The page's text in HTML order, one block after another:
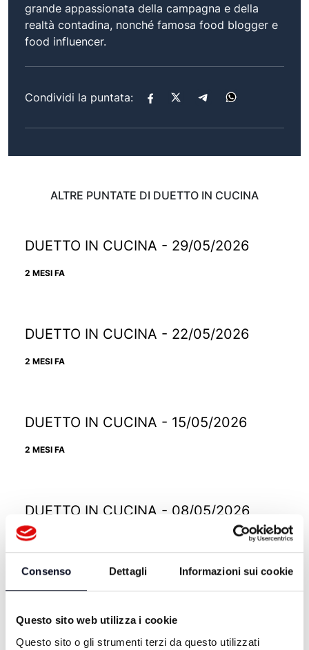
Consenso Dettagli Informazioni sui cookie
Questo sito web utilizza i cookie
Questo sito o gli strumenti terzi da questo utilizzati
grande appassionata della campagna e della
realtà contadina, nonché famosa food blogger e
food influencer.
Condividi la puntata:
ALTRE PUNTATE DI DUETTO IN CUCINA
DUETTO IN CUCINA - 29/05/2026
2 MESI FA
DUETTO IN CUCINA - 22/05/2026
2 MESI FA
DUETTO IN CUCINA - 15/05/2026
2 MESI FA
DUETTO IN CUCINA - 08/05/2026
2 MESI FA
3 MESI FA